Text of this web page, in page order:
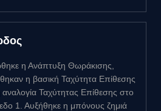
η Ανάπτυξη Θωράκισης,
η βασική Ταχύτητα Επίθεσης
αναλογία Ταχύτητας Επίθεσης στο
1. Αυξήθηκε η μπόνους ζημιά